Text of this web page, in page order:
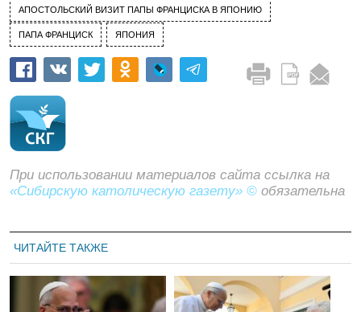
АПОСТОЛЬСКИЙ ВИЗИТ ПАПЫ ФРАНЦИСКА В ЯПОНИЮ
ПАПА ФРАНЦИСК ЯПОНИЯ
При использовании материалов сайта ссылка на
«Сибирскую католическую газету» © обязательна
ЧИТАЙТЕ ТАКЖЕ